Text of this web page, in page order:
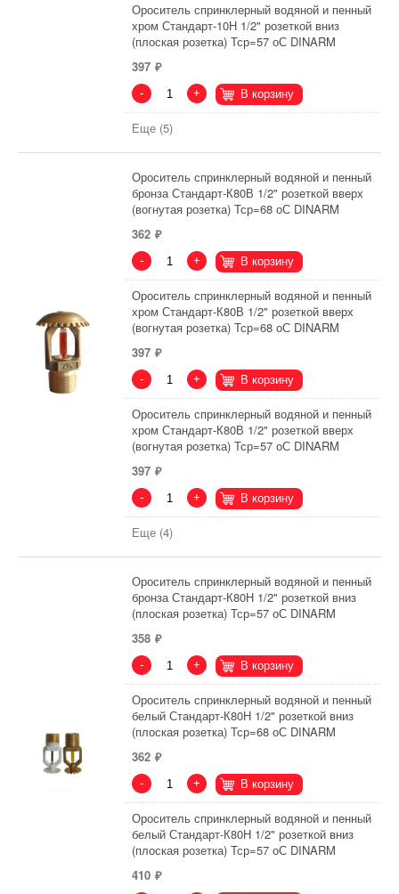
Ороситель спринклерный водяной и пенный
хром Стандарт-10Н 1/2" розеткой вниз
(плоская розетка) Тср=57 оС DINARM
397
- + В корзину
Еще (5)
Ороситель спринклерный водяной и пенный
бронза Стандарт-К80В 1/2" розеткой вверх
(вогнутая розетка) Тср=68 оС DINARM
362
- + В корзину
Ороситель спринклерный водяной и пенный
хром Стандарт-К80В 1/2" розеткой вверх
(вогнутая розетка) Тср=68 оС DINARM
397
- + В корзину
Ороситель спринклерный водяной и пенный
хром Стандарт-К80В 1/2" розеткой вверх
(вогнутая розетка) Тср=57 оС DINARM
397
- + В корзину
Еще (4)
Ороситель спринклерный водяной и пенный
бронза Стандарт-К80Н 1/2" розеткой вниз
(плоская розетка) Тср=57 оС DINARM
358
- + В корзину
Ороситель спринклерный водяной и пенный
белый Стандарт-К80Н 1/2" розеткой вниз
(плоская розетка) Тср=68 оС DINARM
362
- + В корзину
Ороситель спринклерный водяной и пенный
белый Стандарт-К80Н 1/2" розеткой вниз
(плоская розетка) Тср=57 оС DINARM
410